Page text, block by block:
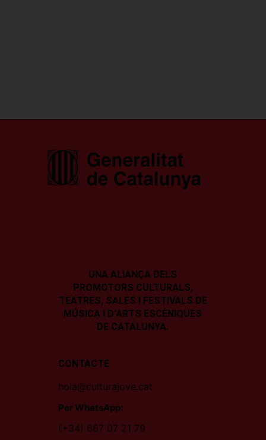
UNA ALIANÇA DELS
PROMOTORS CULTURALS,
TEATRES, SALES I
FESTIVALS DE
MÚSICA I D’ARTS ESCÈNIQUES
DE CATALUNYA.
CONTACTE
hola@culturajove.cat
Per WhatsApp:
(+34) 667 07 21 79